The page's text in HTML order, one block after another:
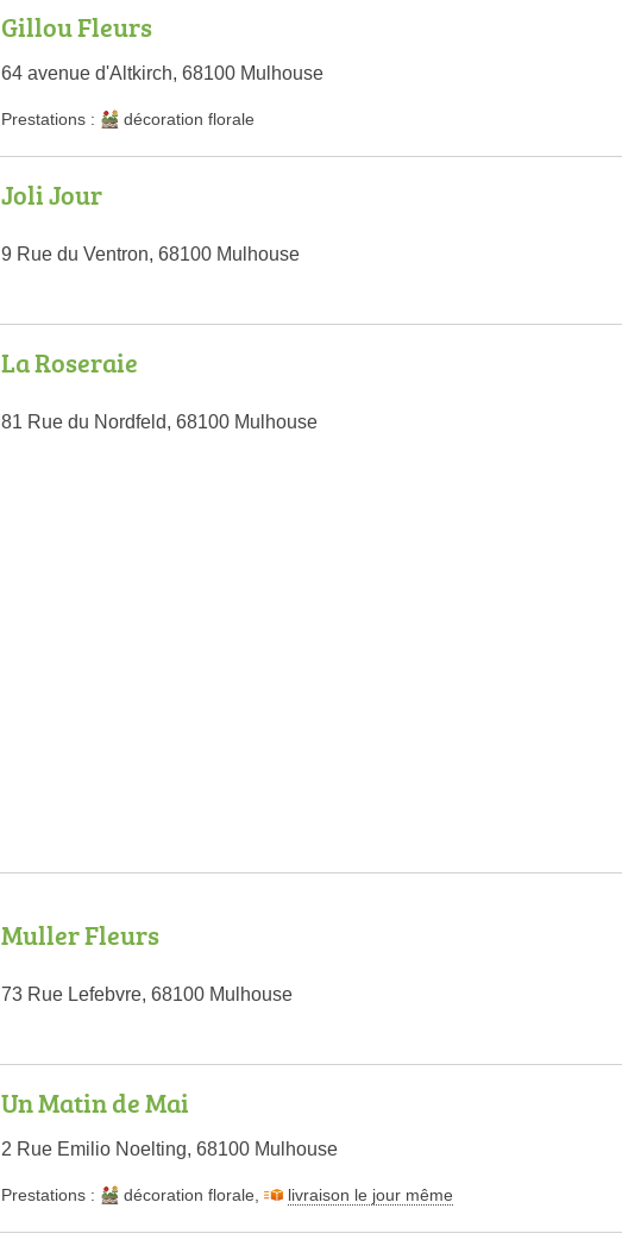
Gillou Fleurs
64 avenue d'Altkirch, 68100 Mulhouse
Prestations : décoration florale
Joli Jour
9 Rue du Ventron, 68100 Mulhouse
La Roseraie
81 Rue du Nordfeld, 68100 Mulhouse
Muller Fleurs
73 Rue Lefebvre, 68100 Mulhouse
Un Matin de Mai
2 Rue Emilio Noelting, 68100 Mulhouse
Prestations : décoration florale livraison le jour même